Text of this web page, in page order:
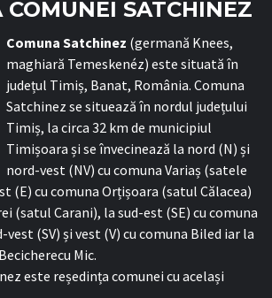
COMUNEI SATCHINEZ
Comuna Satchinez (germană Knees,
maghiară Temeskenéz) este situată în
județul Timiș, Banat, România. Comuna
Satchinez se situează în nordul județului
Timiș, la circa 32 km de municipiul
Timișoara și se învecinează la nord (N) și
nord-vest (NV) cu comuna Variaș (satele
(E) cu comuna Orțișoara (satul Călacea)
(satul Carani), la sud-est (SE) cu comuna
vest (SV) și vest (V) cu comuna Biled iar la
Mic.
este reședința comunei cu același